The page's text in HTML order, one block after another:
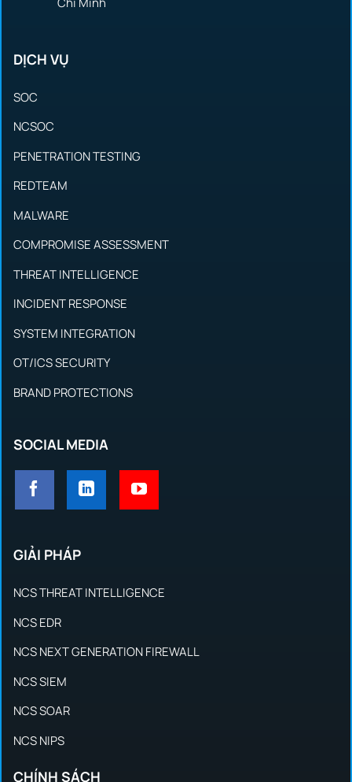
DỊCH VỤ
SOC
NCSOC
PENETRATION TESTING
REDTEAM
MALWARE
COMPROMISE ASSESSMENT
THREAT INTELLIGENCE
INCIDENT RESPONSE
SYSTEM INTEGRATION
OT/ICS SECURITY
BRAND PROTECTIONS
SOCIAL MEDIA
GIẢI PHÁP
NCS THREAT INTELLIGENCE
NCS EDR
NCS NEXT GENERATION FIREWALL
NCS SIEM
NCS SOAR
NCS NIPS
CHÍNH SÁCH